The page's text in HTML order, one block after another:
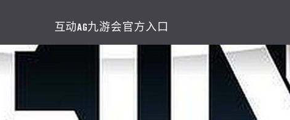
互动AG九游会官方入口